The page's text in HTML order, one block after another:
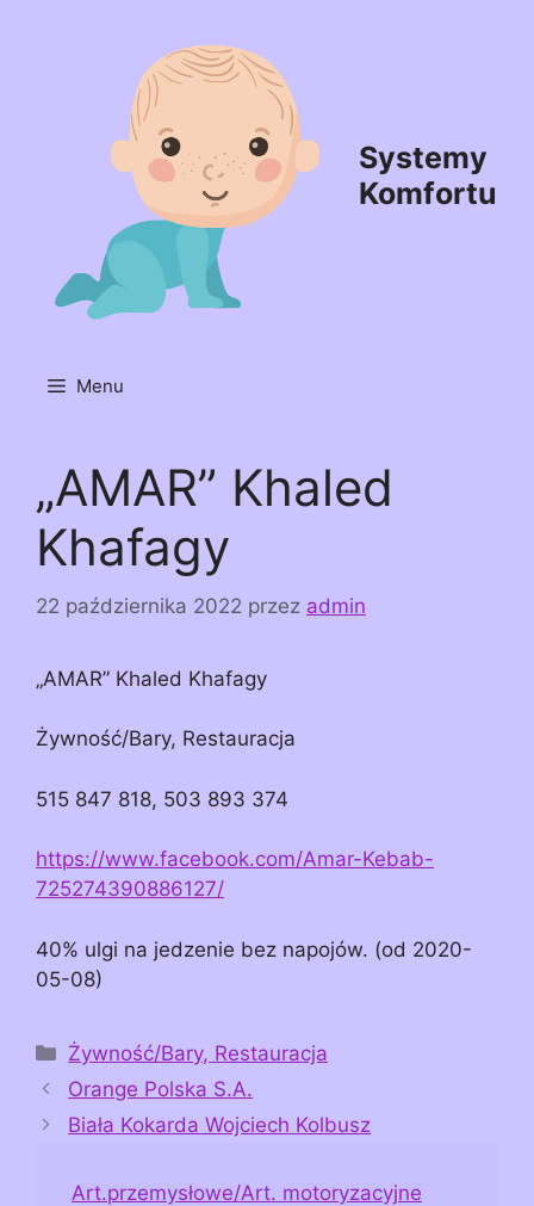
Systemy
Komfortu
Menu
„AMAR” Khaled
Khafagy
22 października 2022 przez admin
„AMAR” Khaled Khafagy
Żywność/Bary, Restauracja
515 847 818, 503 893 374
https://www.facebook.com/Amar-Kebab-
725274390886127/
40% ulgi na jedzenie bez napojów. (od 2020-
05-08)
Kategorie
Żywność/Bary, Restauracja
Orange Polska S.A.
Biała Kokarda Wojciech Kolbusz
Art.przemysłowe/Art. motoryzacyjne